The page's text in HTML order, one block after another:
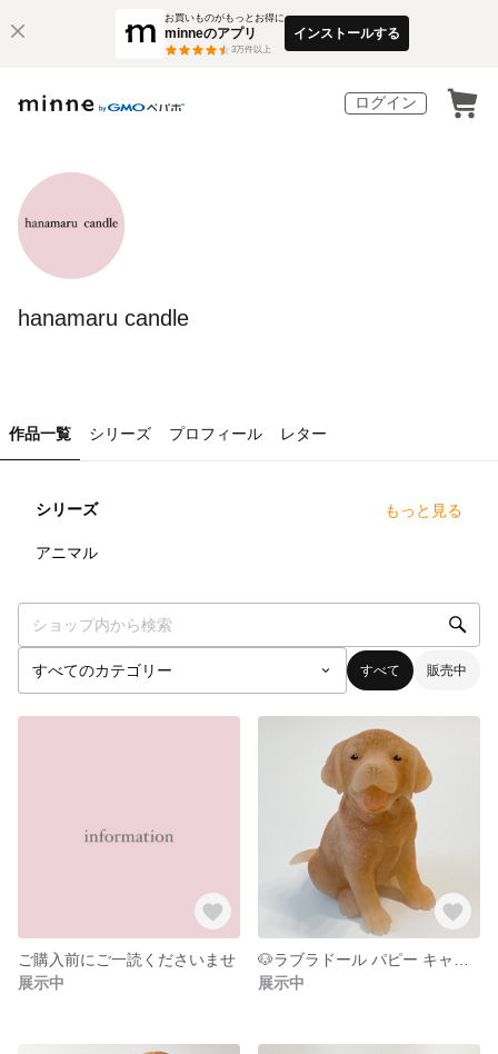
お買いものがもっとお得に
minneのアプリ
3万件以上
インストールする
ログイン
hanamaru candle
作品一覧 シリーズ プロフィール レター
シリーズ もっと見る
アニマル
すべて 販売中
ご購入前にご一読くださいませ
展示中
展示中